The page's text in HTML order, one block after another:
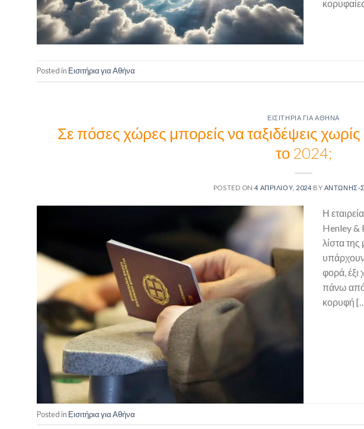
Posted in Εισιτήρια για Αθήνα
ΕΙΣΙΤΉΡΙΑ ΓΙΑ ΑΘΉΝΑ
Σε πόσες χώρες μπορείς να ταξιδέψεις χωρίς
το 2024;
POSTED ON4 ΑΠΡΙΛΊΟΥ, 2024 BY ΑΝΤΏΝΗΣ-
Η
Henley &
λίστα της
φορά,
πάνω από
κορυφή
Posted in Εισιτήρια για Αθήνα